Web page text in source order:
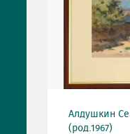
Алдушкин
(род.1967)